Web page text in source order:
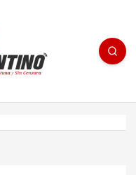
noticias/editorial